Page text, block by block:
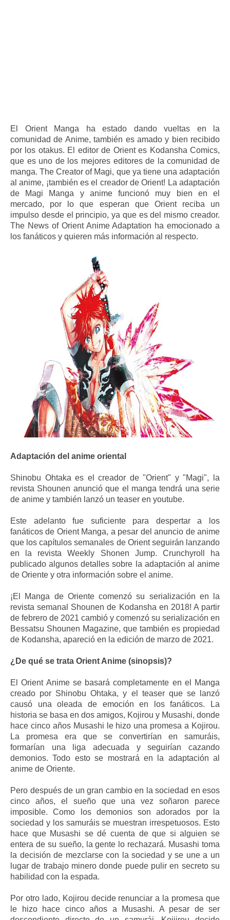
El Orient Manga ha estado dando vueltas en la
comunidad de Anime, también es amado y bien recibido
por los otakus. El editor de Orient es Kodansha Comics,
que es uno de los mejores editores de la comunidad de
manga. The Creator of Magi, que ya tiene una adaptación
al anime, ¡también es el creador de Orient! La adaptación
de Magi Manga y anime funcionó muy bien en el
mercado, por lo que esperan que Orient reciba un
impulso desde el principio, ya que es del mismo creador.
The News of Orient Anime Adaptation ha emocionado a
los fanáticos y quieren más información al respecto.
Adaptación del anime oriental
Shinobu Ohtaka es el creador de "Orient" y "Magi", la
revista Shounen anunció que el manga tendrá una serie
de anime y también lanzó un teaser en youtube.
Este adelanto fue suficiente para despertar a los
fanáticos de Orient Manga, a pesar del anuncio de anime
que los capítulos semanales de Orient seguirán lanzando
en la revista Weekly Shonen Jump. Crunchyroll ha
publicado algunos detalles sobre la adaptación al anime
de Oriente y otra información sobre el anime.
¡El Manga de Oriente comenzó su serialización en la
revista semanal Shounen de Kodansha en 2018! A partir
de febrero de 2021 cambió y comenzó su serialización en
Bessatsu Shounen Magazine, que también es propiedad
de Kodansha, apareció en la edición de marzo de 2021.
¿De qué se trata Orient Anime (sinopsis)?
El Orient Anime se basará completamente en el Manga
creado por Shinobu Ohtaka, y el teaser que se lanzó
causó una oleada de emoción en los fanáticos. La
historia se basa en dos amigos, Kojirou y Musashi, donde
hace cinco años Musashi le hizo una promesa a Kojirou.
La promesa era que se convertirían en samuráis,
formarían una liga adecuada y seguirían cazando
demonios. Todo esto se mostrará en la adaptación al
anime de Oriente.
Pero después de un gran cambio en la sociedad en esos
cinco años, el sueño que una vez soñaron parece
imposible. Como los demonios son adorados por la
sociedad y los samuráis se muestran irrespetuosos. Esto
hace que Musashi se dé cuenta de que si alguien se
entera de su sueño, la gente lo rechazará. Musashi toma
la decisión de mezclarse con la sociedad y se une a un
lugar de trabajo minero donde puede pulir en secreto su
habilidad con la espada.
Por otro lado, Kojirou decide renunciar a la promesa que
le hizo hace cinco años a Musashi. A pesar de ser